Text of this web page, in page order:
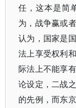
任，这本是简
为，战争赢或
认为，国家是
法上享受权利
际法上不能享
论设定，二战
的先例，而东